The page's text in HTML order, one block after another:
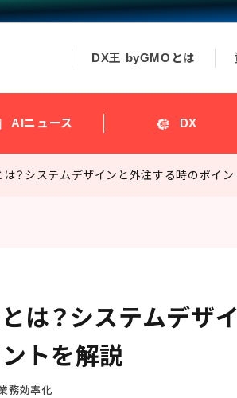
DX王 byGMOとは
AIニュース DX
？システムデザインと外注する時のポイン
は？システムデザ
トを解説
務効率化